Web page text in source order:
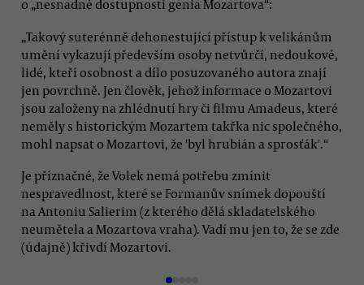
o „nesnadné dostupnosti genia Mozartova“:
„Takový suterénně dehonestující přístup k velikánům
umění vykazují především osoby netvůrčí, nedoukové,
lidé, kteří osobnost a dílo posuzovaného autora znají
jen povrchně. Jen člověk, jehož informace o Mozartovi
jsou založeny na zhlédnutí hry či filmu Amadeus, které
neměly s historickým Mozartem takřka nic společného,
mohl napsat o Mozartovi, že 'byl hrubián a sprosťák'.“
Je příznačné, že Volek nemá potřebu zmínit
nespravedlnost, které se Formanův snímek dopouští
na Antoniu Salierim (z kterého dělá skladatelského
neumětela a Mozartova vraha). Vadí mu jen to, že se zde
(údajně) křivdí Mozartovi.